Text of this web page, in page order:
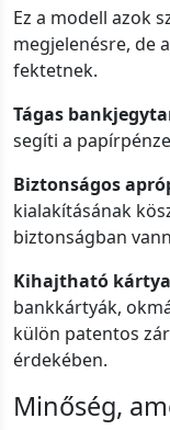
Ez a modell azok
megjelenésre, de
fektetnek.
Tágas
segíti a
Biztonságos
kialakításának
biztonságban
Kihajtható
bankkártyák,
külön patentos
érdekében.
Minőség,